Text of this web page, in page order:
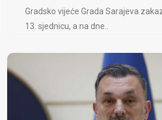
Gradsko vijeće Grada Sarajeva
13. sjednicu, a na dne..